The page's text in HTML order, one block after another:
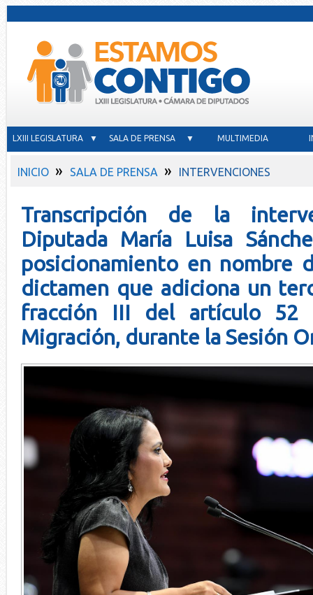
LXIII LEGISLATURA ▼ SALA DE PRENSA ▼ MULTIMEDIA
INICIO » SALA DE PRENSA » INTERVENCIONES
Transcripción de la
Diputada María Luisa
posicionamiento en nombre
dictamen que adiciona un
fracción III del artículo
Migración, durante la Sesión